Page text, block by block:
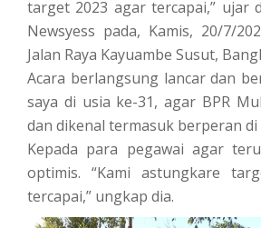
target 2023 agar tercapai,” ujar
Newsyess pada, Kamis, 20/7/
Jalan Raya Kayuambe Susut,
Acara berlangsung lancar dan
saya di usia ke-31, agar BPR
dan dikenal termasuk berperan di
Kepada para pegawai agar
optimis. “Kami astungkare
tercapai,” ungkap dia.